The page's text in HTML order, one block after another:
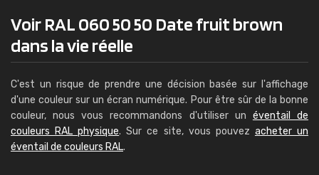
Voir RAL 060 50 50 Date fruit brown
dans la vie réelle
C'est un risque de prendre une décision basée sur l'affichage
d'une couleur sur un écran numérique. Pour être sûr de la bonne
couleur, nous vous recommandons d'utiliser un éventail de
couleurs RAL physique. Sur ce site, vous pouvez acheter un
éventail de couleurs RAL.